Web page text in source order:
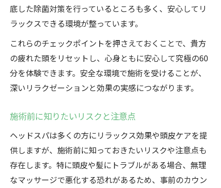
底した除菌対策を行っているところも多く、安心してリ
ラックスできる環境が整っています。
これらのチェックポイントを押さえておくことで、貴方
の疲れた頭をリセットし、心身ともに安心して究極の60
分を体験できます。安全な環境で施術を受けることが、
深いリラクゼーションと効果の実感につながります。
施術前に知りたいリスクと注意点
ヘッドスパは多くの方にリラックス効果や頭皮ケアを提
供しますが、施術前に知っておきたいリスクや注意点も
存在します。特に頭皮や髪にトラブルがある場合、無理
なマッサージで悪化する恐れがあるため、事前のカウン